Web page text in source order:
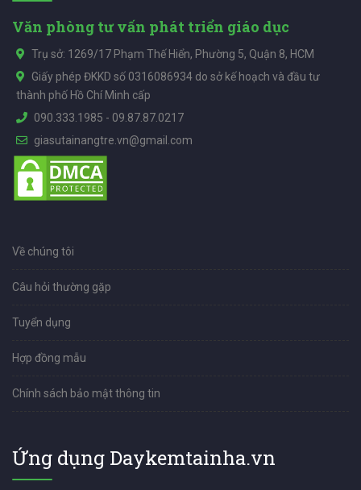
Văn phòng tư vấn phát triển giáo dục
Trụ sở: 1269/17 Phạm Thế Hiển, Phường 5, Quận 8, HCM
Giấy phép ĐKKD số 0316086934 do sở kế hoạch và đầu tư
thành phố Hồ Chí Minh cấp
090.333.1985 - 09.87.87.0217
giasutainangtre.vn@gmail.com
Về chúng tôi
Câu hỏi thường gặp
Tuyển dụng
Hợp đồng mẫu
Chính sách bảo mật thông tin
Ứng dụng Daykemtainha.vn